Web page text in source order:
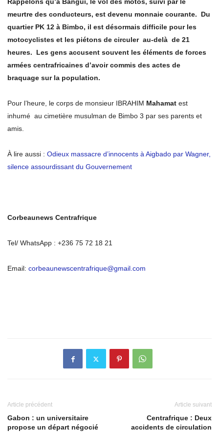
Rappelons qu’à Bangui, le vol des motos, suivi par le
meurtre des conducteurs, est devenu monnaie courante. Du
quartier PK 12 à Bimbo, il est désormais difficile pour les
motocyclistes et les piétons de circuler au-delà de 21
heures. Les gens accusent souvent les éléments de forces
armées centrafricaines d’avoir commis des actes de
braquage sur la population.
Pour l’heure, le corps de monsieur IBRAHIM Mahamat est
inhumé au cimetière musulman de Bimbo 3 par ses parents et
amis.
À lire aussi : Odieux massacre d’innocents à Aigbado par Wagner,
silence assourdissant du Gouvernement
Corbeaunews Centrafrique
Tel/ WhatsApp : +236 75 72 18 21
Email: corbeaunewscentrafrique@gmail.com
Article précédent
Gabon : un universitaire
propose un départ négocié
Article suivant
Centrafrique : Deux
accidents de circulation